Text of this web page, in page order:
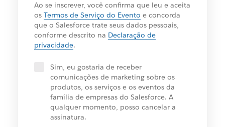
Ao se inscrever, você confirma que leu e aceita
os Termos de Serviço do Evento e concorda
que o Salesforce trate seus dados pessoais,
conforme descrito na Declaração de
privacidade.
Sim, eu gostaria de receber
comunicações de marketing sobre os
produtos, os serviços e os eventos da
família de empresas do Salesforce. A
qualquer momento, posso cancelar a
assinatura.